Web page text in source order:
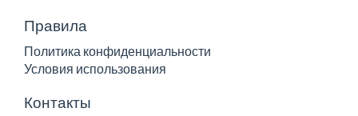
Правила
Политика конфиденциальности
Условия использования
Контакты